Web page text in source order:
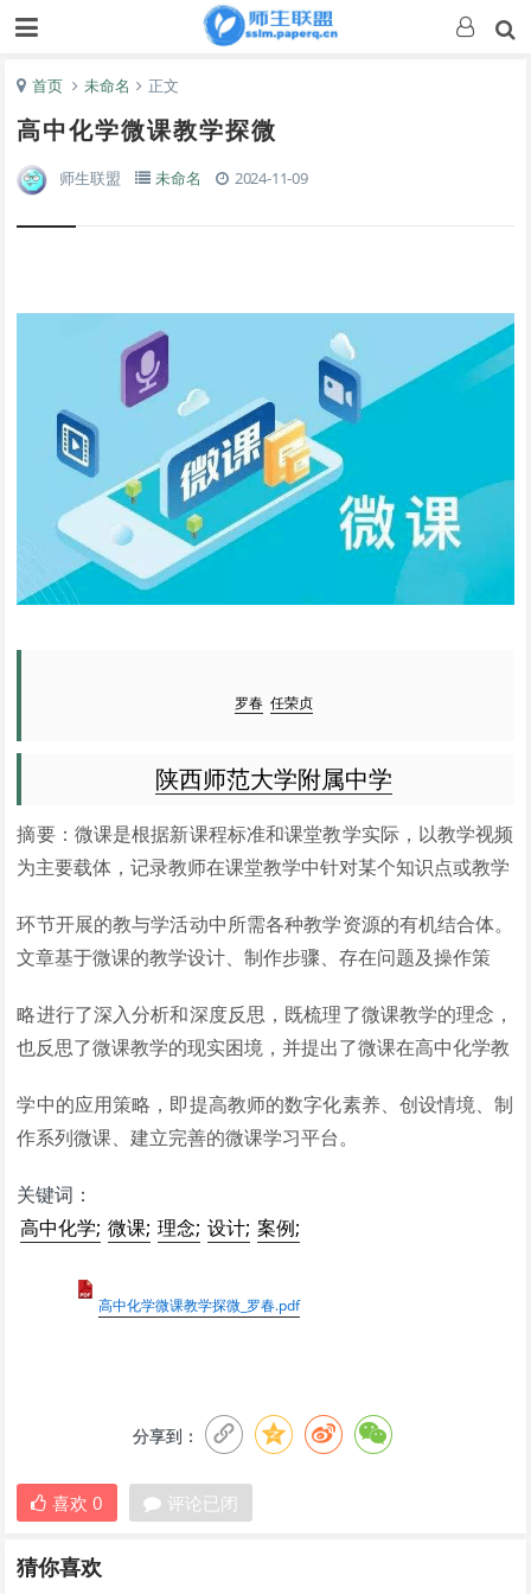
首页 未命名 正文
高中化学微课教学探微
师生联盟 未命名 2024-11-09
罗春 任荣贞
陕西师范大学附属中学
摘要：微课是根据新课程标准和课堂教学实际，以教学视频
为主要载体，记录教师在课堂教学中针对某个知识点或教学
环节开展的教与学活动中所需各种教学资源的有机结合体。
文章基于微课的教学设计、制作步骤、存在问题及操作策
略进行了深入分析和深度反思，既梳理了微课教学的理念，
也反思了微课教学的现实困境，并提出了微课在高中化学教
学中的应用策略，即提高教师的数字化素养、创设情境、制
作系列微课、建立完善的微课学习平台。
关键词：
高中化学; 微课; 理念; 设计; 案例;
高中化学微课教学探微_罗春.pdf
分享到：
喜欢 0 评论已闭
猜你喜欢